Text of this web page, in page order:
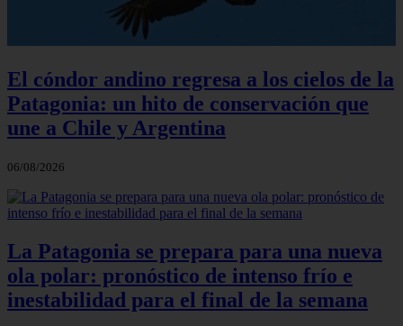
El cóndor andino regresa a los cielos de la
Patagonia: un hito de conservación que
une a Chile y Argentina
06/08/2026
La Patagonia se prepara para una nueva
ola polar: pronóstico de intenso frío e
inestabilidad para el final de la semana